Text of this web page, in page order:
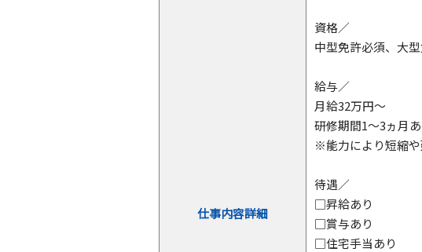
仕事内容詳細
資格／
中型免許必須、大
給与／
月給32万円～
研修期間1～3ヵ月
※能力により短縮や
待遇／
□昇給あり
□賞与あり
□住宅手当あり